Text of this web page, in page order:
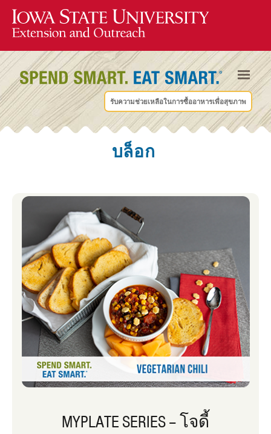
รับความช่วยเหลือในการซื้ออาหารเพื่อสุขภาพ
บล็อก
MYPLATE SERIES – โจดี้